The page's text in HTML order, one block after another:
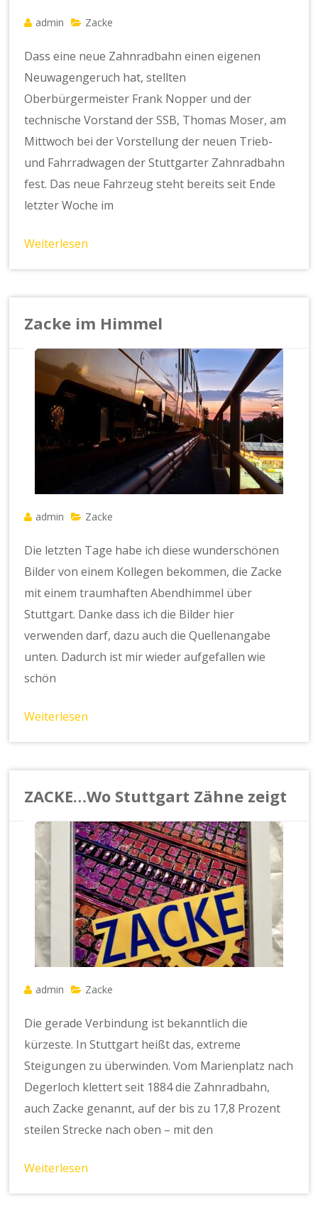
admin Zacke
Dass eine neue Zahnradbahn einen eigenen
Neuwagengeruch hat, stellten
Oberbürgermeister Frank Nopper und der
technische Vorstand der SSB, Thomas Moser, am
Mittwoch bei der Vorstellung der neuen Trieb-
und Fahrradwagen der Stuttgarter Zahnradbahn
fest. Das neue Fahrzeug steht bereits seit Ende
letzter Woche im
Weiterlesen
Zacke im Himmel
admin Zacke
Die letzten Tage habe ich diese wunderschönen
Bilder von einem Kollegen bekommen, die Zacke
mit einem traumhaften Abendhimmel über
Stuttgart. Danke dass ich die Bilder hier
verwenden darf, dazu auch die Quellenangabe
unten. Dadurch ist mir wieder aufgefallen wie
schön
Weiterlesen
ZACKE…Wo Stuttgart Zähne zeigt
admin Zacke
Die gerade Verbindung ist bekanntlich die
kürzeste. In Stuttgart heißt das, extreme
Steigungen zu überwinden. Vom Marienplatz nach
Degerloch klettert seit 1884 die Zahnradbahn,
auch Zacke genannt, auf der bis zu 17,8 Prozent
steilen Strecke nach oben – mit den
Weiterlesen